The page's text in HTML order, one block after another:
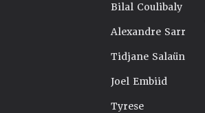
Bilal Coulibaly
Alexandre Sarr
Tidjane Salaün
Joel Embiid
Tyrese